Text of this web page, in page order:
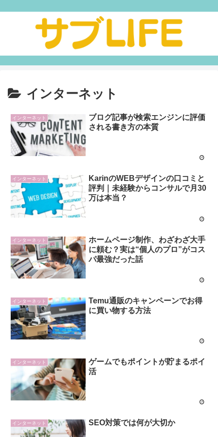
インターネット
インターネット
ブログ記事が検索エンジンに評価
される書き方の本質
インターネット
KarinのWEBデザインの口コミと
評判｜未経験からコンサルで月30
万は本当？
インターネット
ホームページ制作、わざわざ大手
に頼む？実は“個人のプロ”がコス
パ最強だった話
インターネット
Temu通販のキャンペーンでお得
に買い物する方法
インターネット
ゲームでもポイントが貯まるポイ
活
インターネット SEO対策では何が大切か